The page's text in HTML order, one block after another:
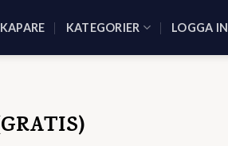
KATEGORIER LOGGA IN